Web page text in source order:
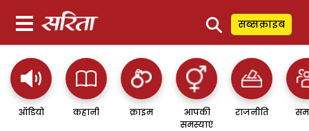
⚲ सब्सक्राइब
ऑडियो कहानी क्राइम
आपकी
समस्याएं
राजनीति